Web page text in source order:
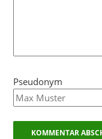
Pseudonym